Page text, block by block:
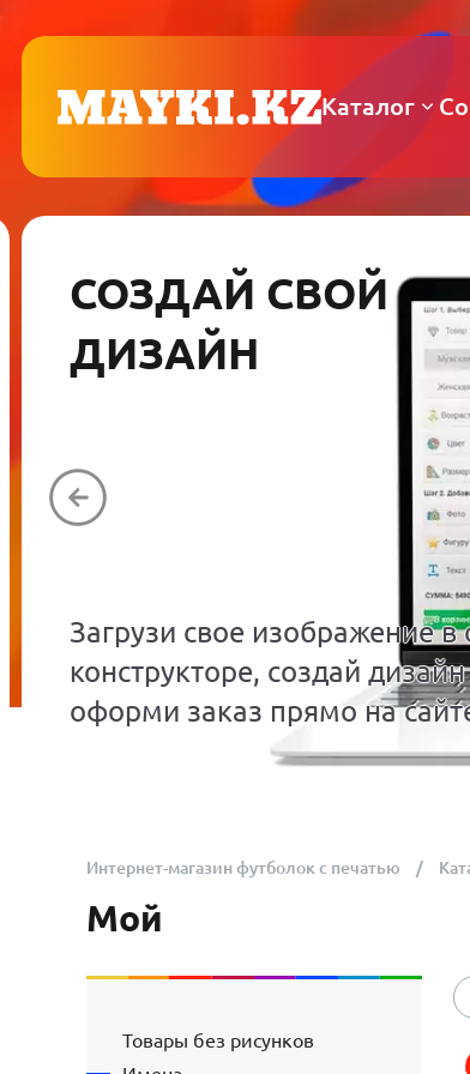
Каталог
СОЗДАЙ СВОЙ
ДИЗАЙН
Загрузи свое изображение в
конструкторе, создай
оформи заказ прямо на
Интернет-магазин футболок с печатью
Мой
Товары без рисунков